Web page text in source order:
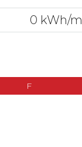
0 kWh/
F